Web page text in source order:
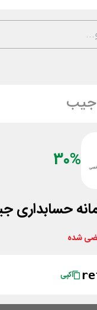
جیب
30%
شده
کپی